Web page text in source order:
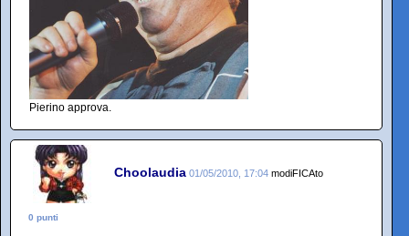
Pierino approva.
Choolaudia 01/05/2010, 17:04 modiFICAto
0 punti